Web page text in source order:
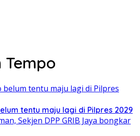
tentu maju lagi di Pilpres 2029